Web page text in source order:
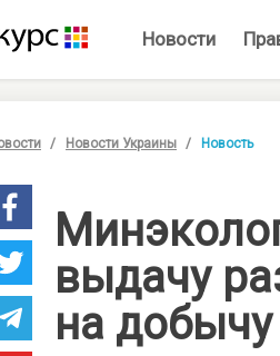
Новости
Новости Украины Новость
выдачу
на